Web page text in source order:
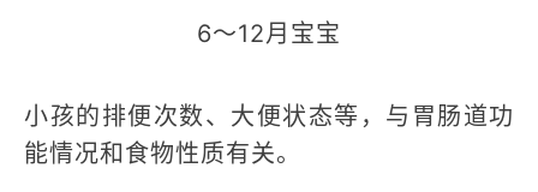
6～12月宝宝
小孩的排便次数、大便状态等，与胃肠道功
能情况和食物性质有关。